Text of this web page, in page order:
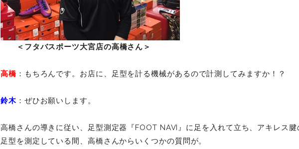
＜フタバスポーツ大宮店の高橋さん＞
高橋 ：もちろんです。お店に、足型を計る機械があるので計測してみますか！？
鈴木：ぜひお願いします。
高橋さんの導きに従い、足型測定器『FOOT NAVI』に足を入れて立ち、アキレス腱
足型を測定している間、高橋さんからいくつかの質問が。